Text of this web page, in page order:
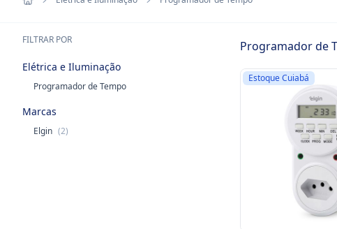
FILTRAR POR Programador de
Elétrica e Iluminação
Programador de Tempo
Marcas
Elgin (2)
Estoque Cuiabá